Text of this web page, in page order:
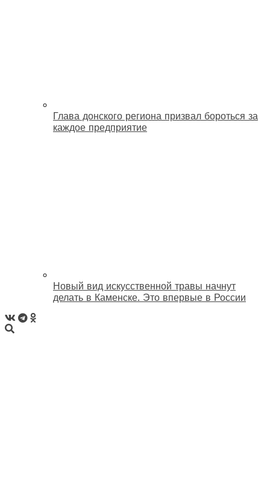
Глава донского региона призвал бороться за
каждое предприятие
Новый вид искусственной травы начнут
делать в Каменске. Это впервые в России